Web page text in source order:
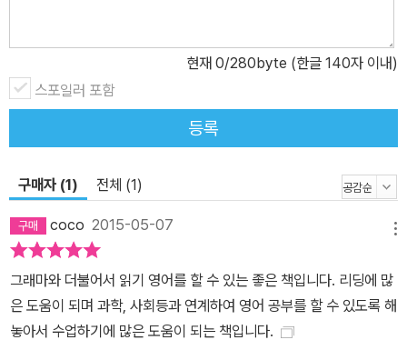
현재 0/280byte (한글 140자 이내)
스포일러 포함
등록
구매자 (1) 전체 (1)
coco 2015-05-07
그래마와 더불어서 읽기 영어를 할 수 있는 좋은 책입니다. 리딩에 많
은 도움이 되며 과학, 사회등과 연계하여 영어 공부를 할 수 있도록 해
놓아서 수업하기에 많은 도움이 되는 책입니다.